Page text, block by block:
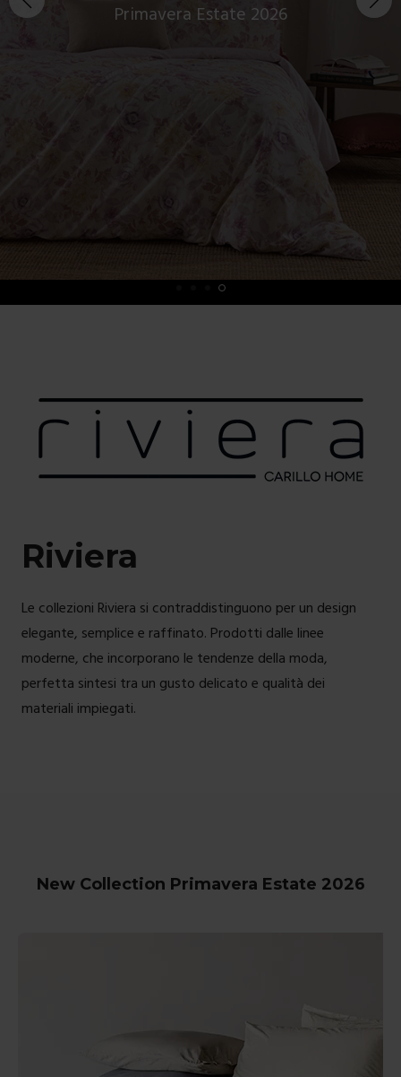
Primavera Estate 2026
Riviera
Le collezioni Riviera si contraddistinguono per un design
elegante, semplice e raffinato. Prodotti dalle linee
moderne, che incorporano le tendenze della moda,
perfetta sintesi tra un gusto delicato e qualità dei
materiali impiegati.
New Collection Primavera Estate 2026